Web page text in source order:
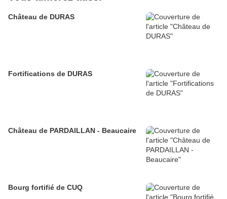
Château de DURAS
Fortifications de DURAS
Château de PARDAILLAN - Beaucaire
Bourg fortifié de CUQ